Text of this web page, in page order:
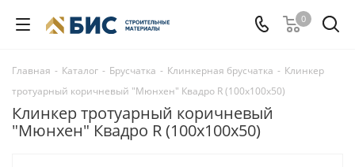
0
Главная - Каталог - Брусчатка - Клинкерная брусчатка - Клинкер
тротуарный коричневый "Мюнхен" Квадро R (100x100x50)
Клинкер тротуарный коричневый
"Мюнхен" Квадро R (100x100x50)